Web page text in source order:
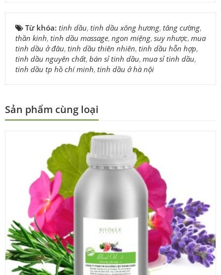
Từ khóa: tinh dầu, tinh dầu xông hương, tăng cường,
thần kinh, tinh dầu massage, ngon miệng, suy nhược, mua
tinh dầu ở đâu, tinh dầu thiên nhiên, tinh dầu hỗn hợp,
tinh dầu nguyên chất, bán sỉ tinh dầu, mua sỉ tinh dầu,
tinh dầu tp hồ chí minh, tinh dầu ở hà nội
Sản phẩm cùng loại